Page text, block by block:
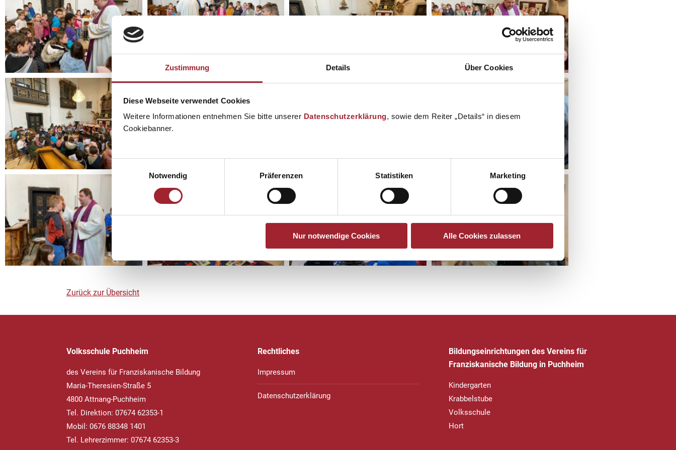
Zustimmung Details Über Cookies
Diese Webseite verwendet Cookies
Weitere Informationen entnehmen Sie bitte unserer Datenschutzerklärung, sowie dem Reiter „Details“ in diesem
Cookiebanner.
Einwilligungsauswahl
Notwendig
Präferenzen Statistiken Marketing
Nur notwendige Cookies Alle Cookies zulassen
Zurück zur Übersicht
Volksschule Puchheim
des Vereins für Franziskanische Bildung
Maria-Theresien-Straße 5
4800 Attnang-Puchheim
Tel. Direktion: 07674 62353-1
Mobil: 0676 88348 1401
Tel. Lehrerzimmer: 07674 62353-3
Rechtliches
Impressum
Datenschutzerklärung
Bildungseinrichtungen des Vereins für
Franziskanische Bildung in Puchheim
Kindergarten
Krabbelstube
Volksschule
Hort